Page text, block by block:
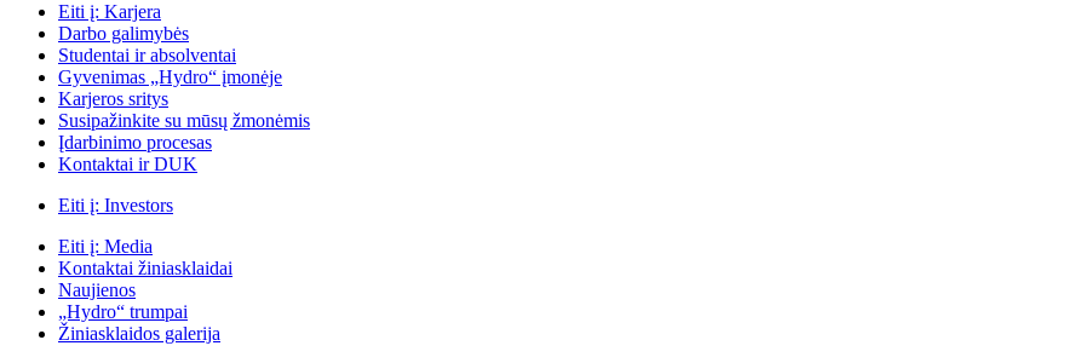
Eiti į: Karjera
Darbo galimybės
Studentai ir absolventai
Gyvenimas „Hydro“ įmonėje
Karjeros sritys
Susipažinkite su mūsų žmonėmis
Įdarbinimo procesas
Kontaktai ir DUK
Eiti į: Investors
Eiti į: Media
Kontaktai žiniasklaidai
Naujienos
„Hydro“ trumpai
Žiniasklaidos galerija